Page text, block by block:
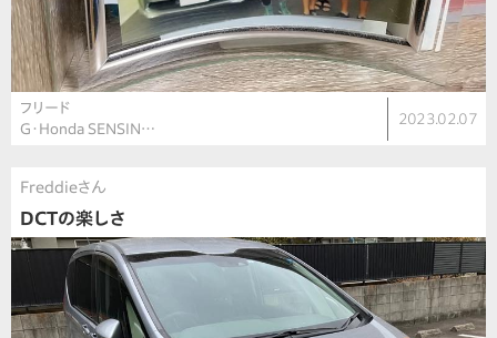
フリード
G・Honda SENSIN…
2023.02.07
Freddieさん
DCTの楽しさ